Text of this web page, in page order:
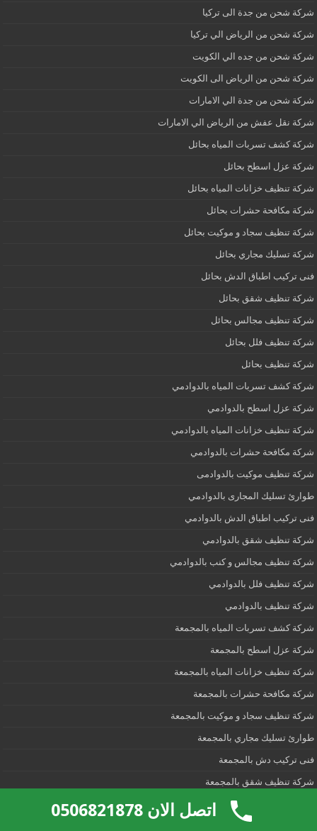
شركة شحن من جدة الى تركيا
شركة شحن من الرياض الي تركيا
شركة شحن من جده الي الكويت
شركة شحن من الرياض الى الكويت
شركة شحن من جدة الي الامارات
شركة نقل عفش من الرياض الي الامارات
شركة كشف تسربات المياه بحائل
شركة عزل اسطح بحائل
شركة تنظيف خزانات المياه بحائل
شركة مكافحة حشرات بحائل
شركة تنظيف سجاد و موكيت بحائل
شركة تسليك مجاري بحائل
فنى تركيب اطباق الدش بحائل
شركة تنظيف شقق بحائل
شركة تنظيف مجالس بحائل
شركة تنظيف فلل بحائل
شركة تنظيف بحائل
شركة كشف تسربات المياه بالدوادمي
شركة عزل اسطح بالدوادمي
شركة تنظيف خزانات المياه بالدوادمي
شركة مكافحة حشرات بالدوادمي
شركة تنظيف موكيت بالدوادمى
طوارئ تسليك المجارى بالدوادمي
فنى تركيب اطباق الدش بالدوادمي
شركة تنظيف شقق بالدوادمي
شركة تنظيف مجالس و كنب بالدوادمي
شركة تنظيف فلل بالدوادمي
شركة تنظيف بالدوادمي
شركة كشف تسربات المياه بالمجمعة
شركة عزل اسطح بالمجمعة
شركة تنظيف خزانات المياه بالمجمعة
شركة مكافحة حشرات بالمجمعة
شركة تنظيف سجاد و موكيت بالمجمعة
طوارئ تسليك مجاري بالمجمعة
فنى تركيب دش بالمجمعة
شركة تنظيف شقق بالمجمعة
شركة تنظيف مجالس و كنب بالمجمعة
شركة تنظيف فلل بالمجمعة
اتصل الان 0506821878